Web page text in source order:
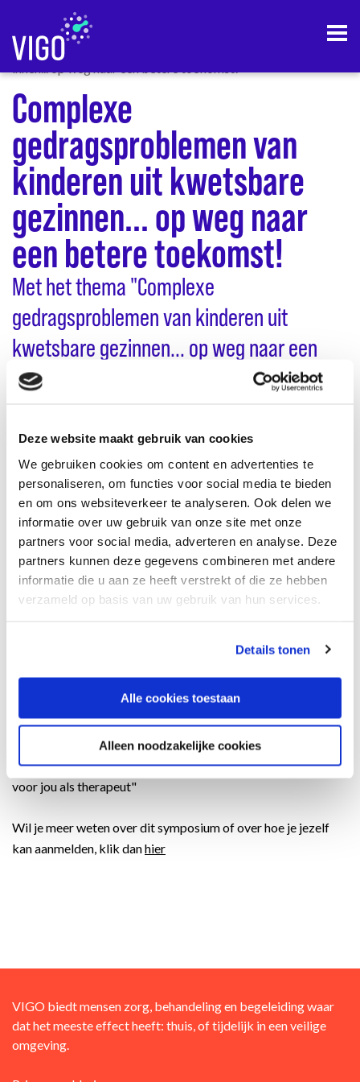
Deze website maakt gebruik van cookies
We gebruiken cookies om content en advertenties te
personaliseren, om functies voor social media te bieden
en om ons websiteverkeer te analyseren. Ook delen we
informatie over uw gebruik van onze site met onze
partners voor social media, adverteren en analyse. Deze
partners kunnen deze gegevens combineren met andere
informatie die u aan ze heeft verstrekt of die ze hebben
verzameld op basis van uw gebruik van hun services.
Details tonen
Alle cookies toestaan
Alleen noodzakelijke cookies
actueel
complexe gedragsproblemen van kinderen uit kwetsbare gez
Complexe
gedragsproblemen van
kinderen uit kwetsbare
gezinnen... op weg naar
een betere toekomst!
Met het thema "Complexe
gedragsproblemen van kinderen uit
kwetsbare gezinnen... op weg naar een
betere toekomst!" nodigt VIGO jou uit om
Jeugd bij te wonen.
Tijdens dit symposium neemt Prof. Dr. Maaike Cima ons mee
in gewetensontwikkeling en het bevorderen van talent in
risicojongeren. We worden 'ingewijd' in persoonsgerichte
behandeling voor genetische ontwikkelingsstoornissen door
Prof. Dr. Tjitske Kleefstra.
werken met jongeren onder leiding van Titina Chabot.
Gestructureerde risicotaxaties in de jeugdzorg zijn het
onderwerp van de inspiratiebijeenkomst verzorgd door
Tamara de Beuf. En aan het einde van de dag sluiten we af met
de workshop "Innovatieve behandeltoepassingen ontworpen
voor jou als therapeut"
Wil je meer weten over dit symposium of over hoe je jezelf
kan aanmelden, klik danhier
VIGO biedt mensen zorg, behandeling en begeleiding waar
dat het meeste effect heeft: thuis, of tijdelijk in een veilige
omgeving.